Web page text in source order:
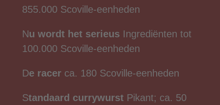
855.000 Scoville-eenheden
Nu wordt het serieus Ingrediënten tot
100.000 Scoville-eenheden
De racerca. 180 Scoville-eenheden
Standaard currywurstPikant; ca. 50